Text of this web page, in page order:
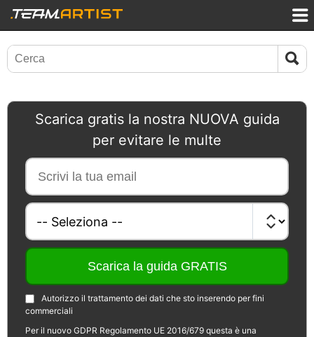
Scarica gratis la nostra NUOVA guida
per evitare le multe
Autorizzo il trattamento dei dati che sto inserendo per fini
commerciali
Per il nuovo GDPR Regolamento UE 2016/679 questa è una